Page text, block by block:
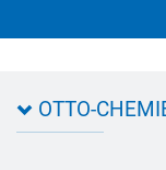
OTTO-